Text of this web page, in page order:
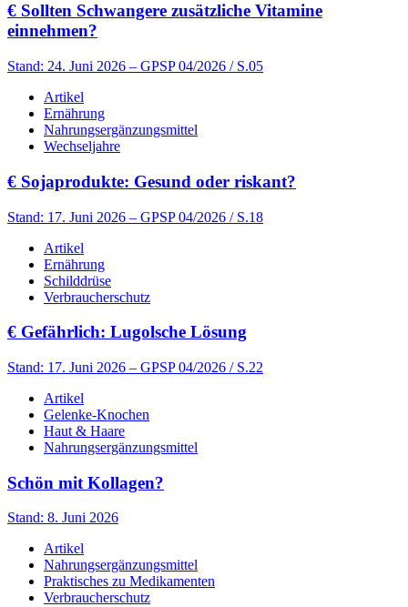
€ Sollten Schwangere zusätzliche Vitamine
einnehmen?
Stand: 24. Juni 2026 – GPSP 04/2026 / S.05
Artikel
Ernährung
Nahrungsergänzungsmittel
Wechseljahre
€ Sojaprodukte: Gesund oder riskant?
Stand: 17. Juni 2026 – GPSP 04/2026 / S.18
Artikel
Ernährung
Schilddrüse
Verbraucherschutz
€ Gefährlich: Lugolsche Lösung
Stand: 17. Juni 2026 – GPSP 04/2026 / S.22
Artikel
Gelenke-Knochen
Haut & Haare
Nahrungsergänzungsmittel
Schön mit Kollagen?
Stand: 8. Juni 2026
Artikel
Nahrungsergänzungsmittel
Praktisches zu Medikamenten
Verbraucherschutz